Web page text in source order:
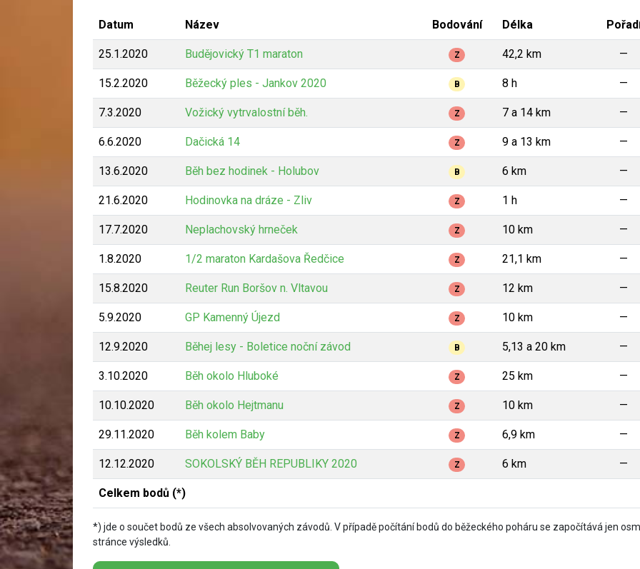
Datum Název Bodování Délka
25.1.2020 Budějovický T1 maraton Z 42,2 km —
15.2.2020 Běžecký ples - Jankov 2020 B 8 h —
7.3.2020 Vožický vytrvalostní běh. Z 7 a 14 km —
6.6.2020 Dačická 14 Z 9 a 13 km —
13.6.2020 Běh bez hodinek - Holubov B 6 km —
21.6.2020 Hodinovka na dráze - Zliv Z 1 h —
17.7.2020 Neplachovský hrneček Z 10 km —
1.8.2020 1/2 maraton Kardašova Ředčice Z 21,1 km —
15.8.2020 Reuter Run Boršov n. Vltavou Z 12 km —
5.9.2020 GP Kamenný Újezd Z 10 km —
12.9.2020 Běhej lesy - Boletice noční závod B 5,13 a 20 km —
3.10.2020 Běh okolo Hluboké Z 25 km —
10.10.2020 Běh okolo Hejtmanu Z 10 km —
29.11.2020 Běh kolem Baby Z 6,9 km —
12.12.2020 SOKOLSKÝ BĚH REPUBLIKY 2020 Z 6 km —
Celkem bodů (*)
*) jde o součet bodů ze všech absolvovaných závodů. V případě počítání bodů do běžeckého poháru se započítává jen
stránce výsledků.